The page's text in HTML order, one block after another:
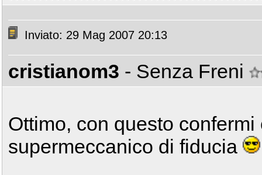
Inviato: 29 Mag 2007 20:13
cristianom3 - Senza Freni
Ottimo, con questo
supermeccanico di fiducia